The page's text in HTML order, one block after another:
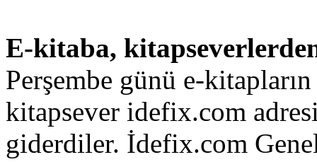
E-kitaba,
Perşembe günü e-
kitapsever idefix.com
giderdiler. İdefix.com